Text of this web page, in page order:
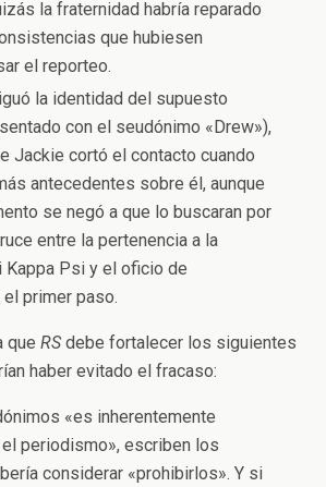
la fraternidad habría reparado
que hubiesen
el reporteo.
la identidad del supuesto
con el seudónimo «Drew»),
Jackie cortó el contacto cuando
antecedentes sobre él, aunque
se negó a que lo buscaran por
entre la pertenencia a la
Kappa Psi y el oficio de
primer paso.
que RS debe fortalecer los siguientes
haber evitado el fracaso:
«es inherentemente
periodismo», escriben los
considerar «prohibirlos». Y si